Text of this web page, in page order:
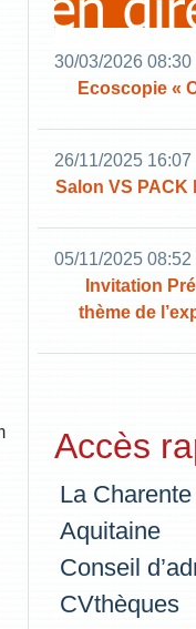
30/03/2026 08:30
Ecoscopie «
26/11/2025 16:07
Salon VS PACK
05/11/2025 08:52
Invitation
thème de
Accès
La
Aquitaine
Conseil
CVthèques